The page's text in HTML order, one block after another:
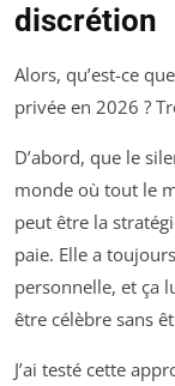
discrétion
Alors, qu’est-ce
privée en 2026 ?
D’abord, que le
monde où tout le
peut être la
paie. Elle a
personnelle, et ça
être célèbre sans
J’ai testé cette